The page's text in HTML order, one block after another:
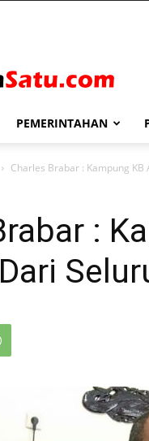
PEMERINTAHAN
Charles Brabar : Kampung
: